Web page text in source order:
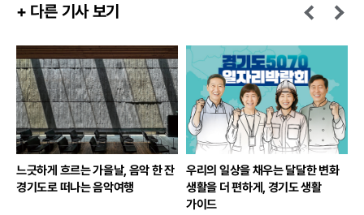
+ 다른 기사 보기
느긋하게 흐르는 가을날, 음악 한 잔
경기도로 떠나는 음악여행
우리의 일상을 채우는 달달한 변화
생활을 더 편하게, 경기도 생활
가이드